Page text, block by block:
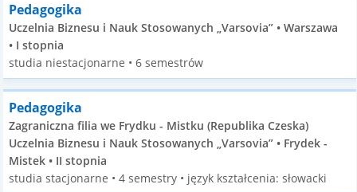
Pedagogika
Uczelnia Biznesu i Nauk Stosowanych „Varsovia” • Warszawa
• I stopnia
studia niestacjonarne • 6 semestrów
Pedagogika
Zagraniczna filia we Frydku - Mistku (Republika Czeska)
Uczelnia Biznesu i Nauk Stosowanych „Varsovia” • Frydek -
Mistek • II stopnia
studia stacjonarne • 4 semestry • język kształcenia: słowacki